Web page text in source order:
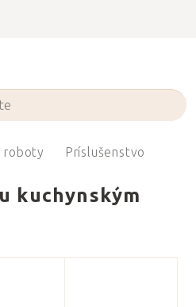
roboty Príslušenstvo
kuchynským